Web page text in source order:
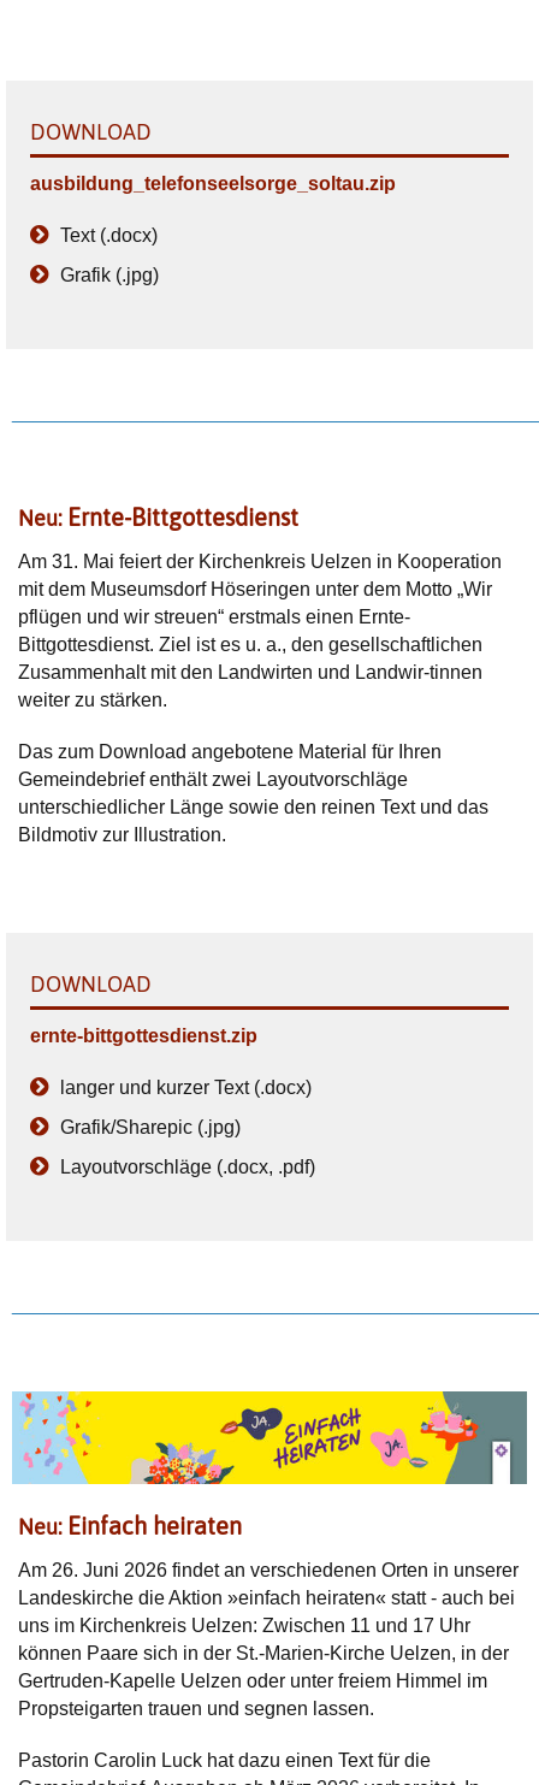
DOWNLOAD
ausbildung_telefonseelsorge_soltau.zip
Text (.docx)
Grafik (.jpg)
Neu: Ernte-Bittgottesdienst
Am 31. Mai feiert der Kirchenkreis Uelzen in Kooperation
mit dem Museumsdorf Höseringen unter dem Motto „Wir
pflügen und wir streuen“ erstmals einen Ernte-
Bittgottesdienst. Ziel ist es u. a., den gesellschaftlichen
Zusammenhalt mit den Landwirten und Landwir-tinnen
weiter zu stärken.
Das zum Download angebotene Material für Ihren
Gemeindebrief enthält zwei Layoutvorschläge
unterschiedlicher Länge sowie den reinen Text und das
Bildmotiv zur Illustration.
DOWNLOAD
ernte-bittgottesdienst.zip
langer und kurzer Text (.docx)
Grafik/Sharepic (.jpg)
Layoutvorschläge (.docx, .pdf)
Neu: Einfach heiraten
Am 26. Juni 2026 findet an verschiedenen Orten in unserer
Landeskirche die Aktion »einfach heiraten« statt - auch bei
uns im Kirchenkreis Uelzen: Zwischen 11 und 17 Uhr
können Paare sich in der St.-Marien-Kirche Uelzen, in der
Gertruden-Kapelle Uelzen oder unter freiem Himmel im
Propsteigarten trauen und segnen lassen.
Pastorin Carolin Luck hat dazu einen Text für die